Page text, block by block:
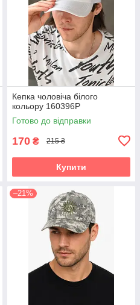
Кепка чоловіча білого
кольору 160396P
Готово до відправки
170 ₴ 215 ₴
Купити
–21%